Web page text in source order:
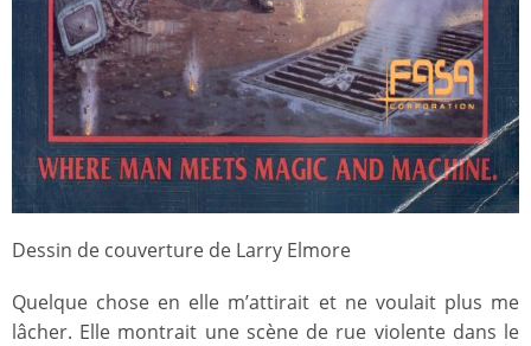
Dessin de couverture de Larry Elmore
Quelque chose en elle m’attirait et ne voulait plus me
lâcher. Elle montrait une scène de rue violente dans le